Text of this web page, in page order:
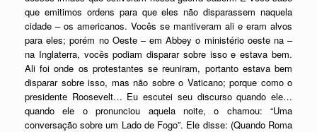
que emitimos ordens para que eles não disparassem naquela
cidade – os americanos. Vocês se mantiveram ali e eram alvos
para eles; porém no Oeste – em Abbey o ministério oeste na –
na Inglaterra, vocês podiam disparar sobre isso e estava bem.
Ali foi onde os protestantes se reuniram, portanto estava bem
disparar sobre isso, mas não sobre o Vaticano; porque como o
presidente Roosevelt… Eu escutei seu discurso quando ele…
quando ele o pronunciou aquela noite, o chamou: “Uma
conversação sobre um Lado de Fogo”. Ele disse: (Quando Roma